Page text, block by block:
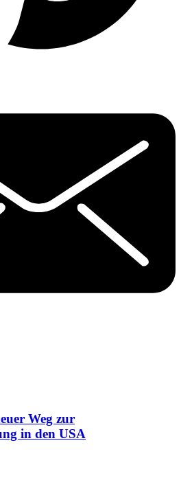
Weg zur
in den USA